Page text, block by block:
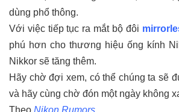
dùng phổ thông.
Với việc tiếp tục ra mắt bộ đôi
phú hơn cho thương hiệu ống kính
Nikkor sẽ tăng thêm.
Hãy chờ đợi xem, có thể chúng ta sẽ
và hãy cùng chờ đón một ngày không
Theo Nikon Rumors